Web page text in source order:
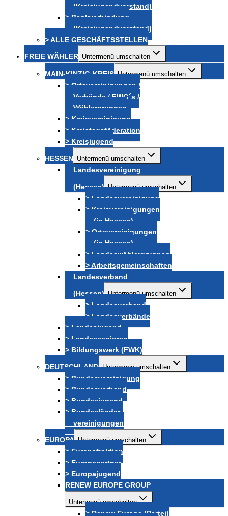
(Kreisjugendvorstand)
> Bankverbindung
(Kreisjugendvorstand)
> ALLE GESCHÄFTSSTELLEN
FREIE WÄHLER Untermenü umschalten
MAIN-KINZIG-KREIS Untermenü umschalten
> Ortsvereinigungen /
Verbände / FWG´s /
Wählergruppen
> Kreisvereinigung
> Kreistagsföderation
> Kreisjugend
HESSEN Untermenü umschalten
Landesvereinigung
(Hessen) Untermenü umschalten
> Landesvereinigung
> Kreisvereinigungen
(in Hessen)
> Ortsvereinigungen
(in Hessen)
> Landeswählergruppen
> Arbeitsgemeinschaften
Landesverband
(Hessen) Untermenü umschalten
> Landesverband
> Landesverbände
> Landesjugend
> Landessenioren
> Bildungswerk (FWK)
DEUTSCHLAND Untermenü umschalten
> Bundesvereinigung
> Bundesverband
> Bundesjugend
> Bundesländer-
vereinigungen
EUROPA Untermenü umschalten
> Europafraktion
> Europapartner
> Europajugend
RENEW EUROPE GROUP
Untermenü umschalten
> Renew Europe (Partei)